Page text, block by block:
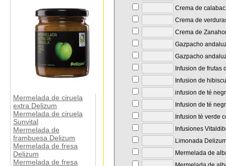
Mermelada de ciruela
extra Delizum
Mermelada de ciruela
Sunvital
Mermelada de
frambuesa Delizum
Mermelada de fresa
Delizum
Mermelada de fresa
Crema de
Crema de
Crema de
Gazpacho
Gazpacho
Infusion de frutas
Infusion de
infusion de té
Infusion de té
Infusion té verde
Infusiones
Limonada
Mermelada de